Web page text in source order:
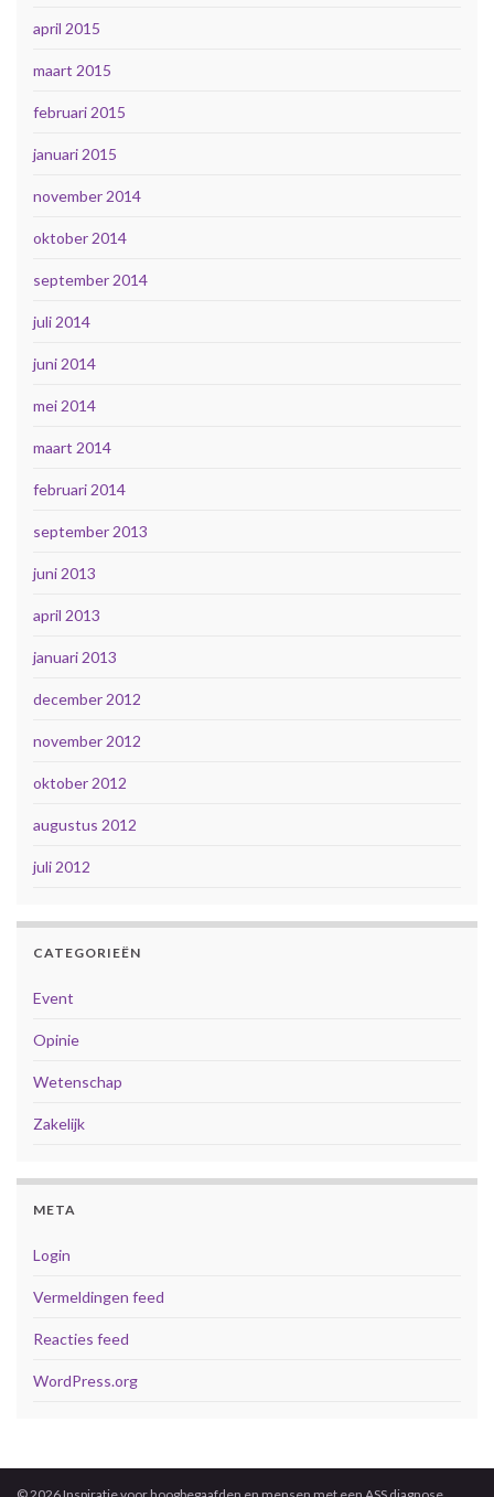
april 2015
maart 2015
februari 2015
januari 2015
november 2014
oktober 2014
september 2014
juli 2014
juni 2014
mei 2014
maart 2014
februari 2014
september 2013
juni 2013
april 2013
januari 2013
december 2012
november 2012
oktober 2012
augustus 2012
juli 2012
CATEGORIEËN
Event
Opinie
Wetenschap
Zakelijk
META
Login
Vermeldingen feed
Reacties feed
WordPress.org